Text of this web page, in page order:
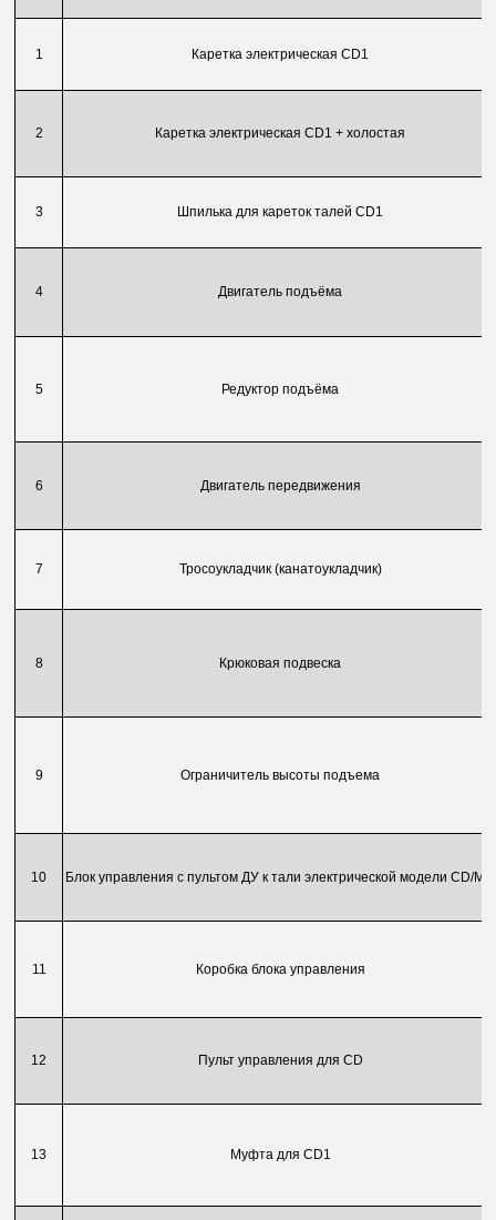
1 Каретка электрическая CD1
2 Каретка электрическая CD1 + холостая
3 Шпилька для кареток талей CD1
4 Двигатель подъёма
5 Редуктор подъёма
6 Двигатель передвижения
7 Тросоукладчик (канатоукладчик)
8 Крюковая подвеска
9 Ограничитель высоты подъема
10 Блок управления с пультом ДУ к тали электрической модели CD/MD
11 Коробка блока управления
12 Пульт управления для CD
13 Муфта для CD1